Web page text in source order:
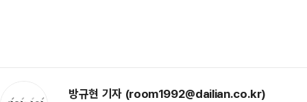
방규현 기자 (room1992@dailian.co.kr)